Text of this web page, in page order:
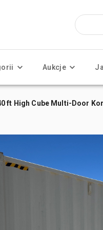
Aukcje
ft High Cube Multi-Door